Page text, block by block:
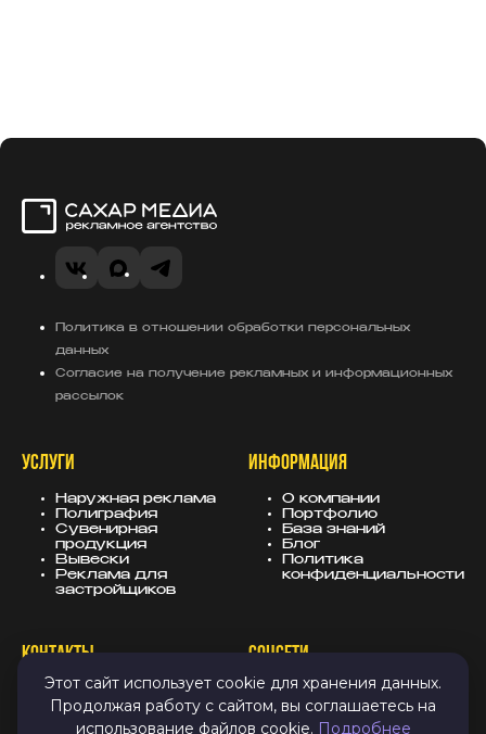
VK MAXTelegram
Политика в отношении обработки персональных
данных
Согласие на получение рекламных и информационных
рассылок
УСЛУГИ
Наружная реклама
Полиграфия
Сувенирная
продукция
Вывески
Реклама для
застройщиков
ИНФОРМАЦИЯ
О компании
Портфолио
База знаний
Блог
Политика
конфиденциальности
КОНТАКТЫ
8 (343) 247-25-10
info@sugarmedia.ru
СОЦСЕТИ
MAX
VK
TG
Этот сайт использует cookie для хранения данных.
Продолжая работу с сайтом, вы соглашаетесь на
использование файлов cookie. Подробнее